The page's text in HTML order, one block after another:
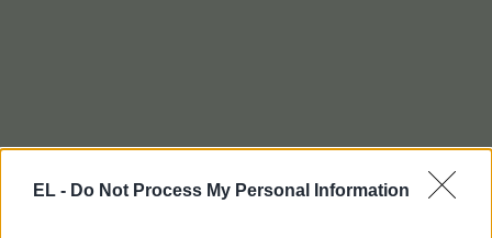
EL - Do Not Process My Personal Information